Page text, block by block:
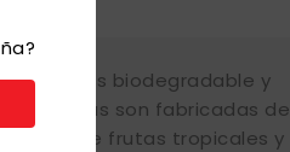
es biodegradable y
botellas son fabricadas de
aroma de frutas tropicales y